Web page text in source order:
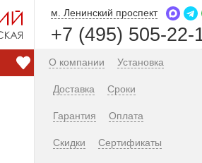
м. Ленинский проспект
+7 (495) 505-22-
О компании Установка
Доставка Сроки
Гарантия Оплата
Скидки Сертификаты